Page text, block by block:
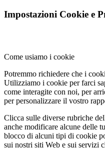
Impostazioni Cookie e
Come usiamo i cookie
Potremmo richiedere che i
Utilizziamo i cookie per farci
come interagite con noi, per
per personalizzare il vostro
Clicca sulle diverse rubriche
anche modificare alcune delle
blocco di alcuni tipi di cookie
sui nostri siti Web e sui servizi